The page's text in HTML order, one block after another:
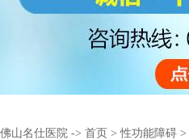
佛山名仕医院 -> 首页 >性功能障碍 >